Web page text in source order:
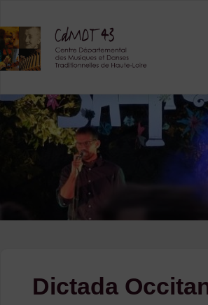
content
Dictada